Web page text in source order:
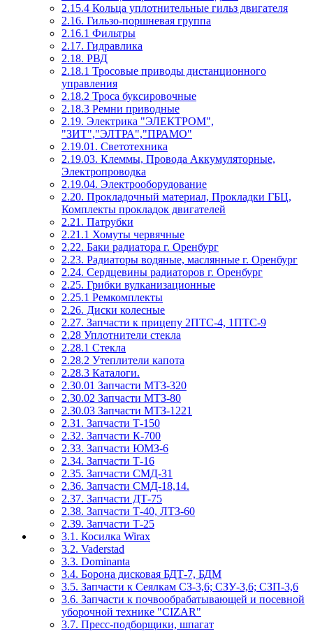
2.15.4 Кольца уплотнительные гильз двигателя
2.16. Гильзо-поршневая группа
2.16.1 Фильтры
2.17. Гидравлика
2.18. РВД
2.18.1 Тросовые приводы дистанционного
управления
2.18.2 Троса буксировочные
2.18.3 Ремни приводные
2.19. Электрика "ЭЛЕКТРОМ",
"ЗИТ","ЭЛТРА","ПРАМО"
2.19.01. Светотехника
2.19.03. Клеммы, Провода Аккумуляторные,
Электропроводка
2.19.04. Электрооборудование
2.20. Прокладочный материал, Прокладки ГБЦ,
Комплекты прокладок двигателей
2.21. Патрубки
2.21.1 Хомуты червячные
2.22. Баки радиатора г. Оренбург
2.23. Радиаторы водяные, маслянные г. Оренбург
2.24. Сердцевины радиаторов г. Оренбург
2.25. Грибки вулканизационные
2.25.1 Ремкомплекты
2.26. Диски колесные
2.27. Запчасти к прицепу 2ПТС-4, 1ПТС-9
2.28 Уплотнители стекла
2.28.1 Стекла
2.28.2 Утеплители капота
2.28.3 Каталоги.
2.30.01 Запчасти МТЗ-320
2.30.02 Запчасти МТЗ-80
2.30.03 Запчасти МТЗ-1221
2.31. Запчасти Т-150
2.32. Запчасти К-700
2.33. Запчасти ЮМЗ-6
2.34. Запчасти Т-16
2.35. Запчасти СМД-31
2.36. Запчасти СМД-18,14.
2.37. Запчасти ДТ-75
2.38. Запчасти Т-40, ЛТЗ-60
2.39. Запчасти Т-25
3.1. Косилка Wirax
3.2. Vaderstad
3.3. Dominanta
3.4. Борона дисковая БДТ-7, БДМ
3.5. Запчасти к Сеялкам СЗ-3,6; СЗУ-3,6; СЗП-3,6
3.6. Запчасти к почвообрабатывающей и посевной
уборочной технике "CIZAR"
3.7. Пресс-подборщики, шпагат